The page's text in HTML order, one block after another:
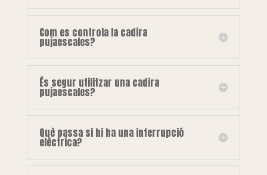
Com es controla la cadira
pujaescales?
És segur utilitzar una cadira
pujaescales?
Què passa si hi ha una interrupció
elèctrica?